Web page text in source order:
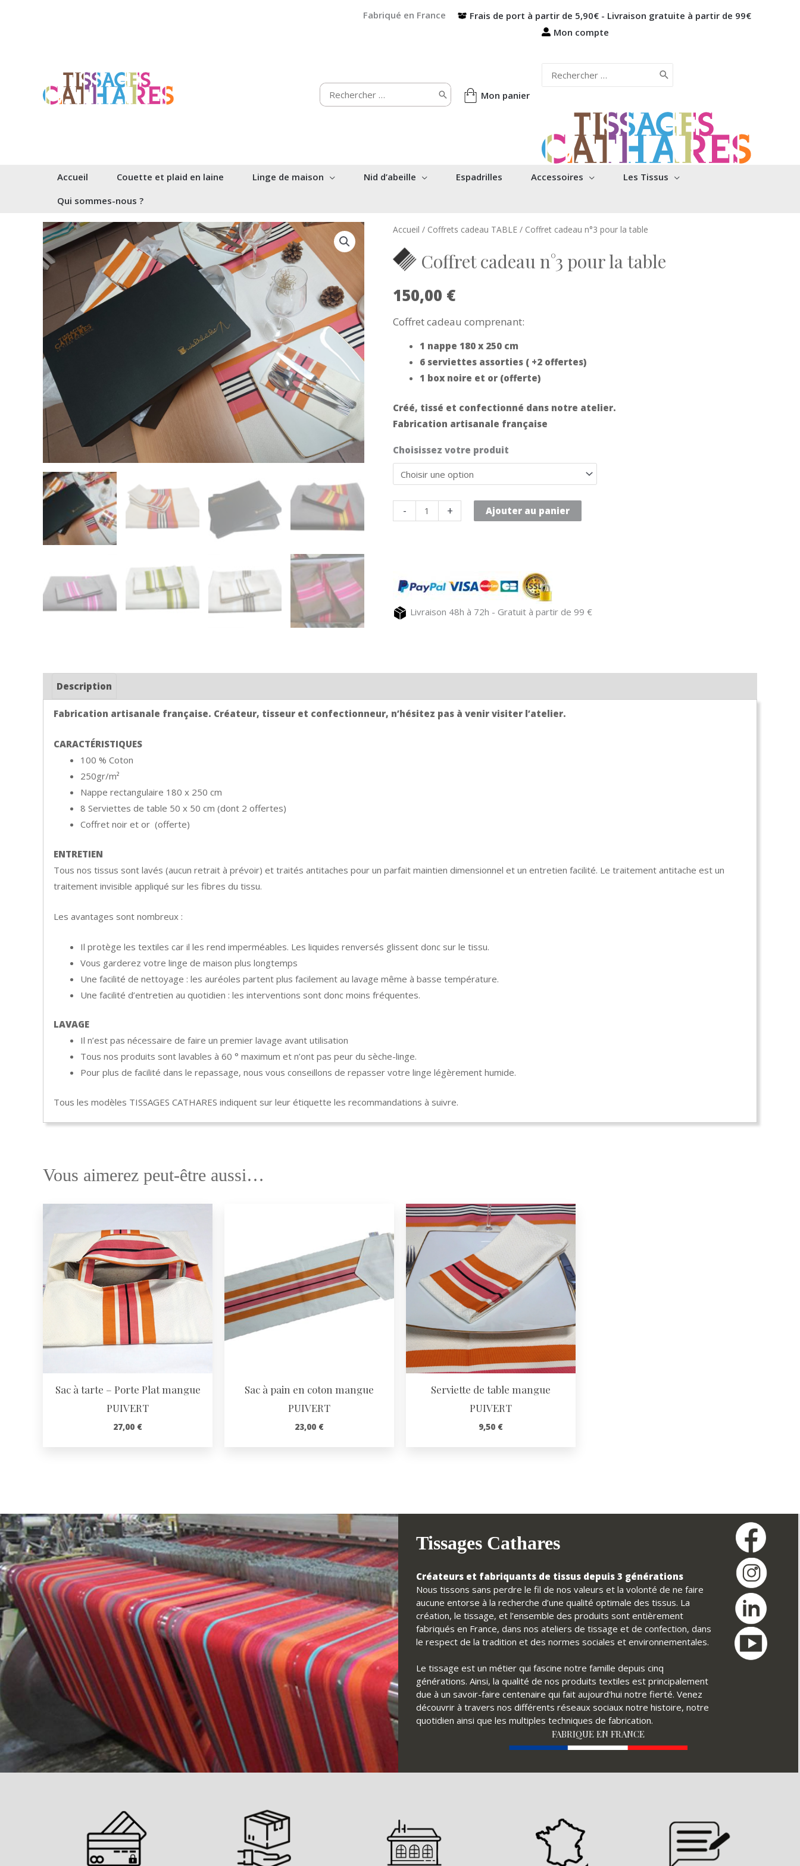
Fabriqué en France Frais de port à partir de 5,90€ - Livraison gratuite à partir de 99€
Rechercher:
Mon panier
Mon compte
Accueil Couette et plaid en laine Linge de maison Nid d’abeille Espadrilles Accessoires
Les Tissus
Qui sommes-nous ?
Accueil / Coffrets cadeau TABLE / Coffret cadeau n°3 pour la table
Coffret cadeau n°3 pour la table
150,00 €
Coffret cadeau comprenant:
1 nappe 180 x 250 cm
6 serviettes assorties ( +2 offertes)
1 box noire et or (offerte)
Créé, tissé et confectionné dans notre atelier.
Fabrication artisanale française
Choisissez votre produit
-
quantité
de
pour
table
+ Ajouter au panier
Livraison 48h à 72h - Gratuit à partir de 99 €
Description
Fabrication artisanale française. Créateur, tisseur et confectionneur, n’hésitez pas à venir visiter l’atelier.
CARACTÉRISTIQUES
100 % Coton
250gr/m²
Nappe rectangulaire 180 x 250 cm
8 Serviettes de table 50 x 50 cm (dont 2 offertes)
Coffret noir et or (offerte)
ENTRETIEN
Tous nos tissus sont lavés (aucun retrait à prévoir) et traités antitaches pour un parfait maintien dimensionnel et un entretien facilité. Le traitement antitache est un
traitement invisible appliqué sur les fibres du tissu.
Les avantages sont nombreux :
Il protège les textiles car il les rend imperméables. Les liquides renversés glissent donc sur le tissu.
Vous garderez votre linge de maison plus longtemps
Une facilité de nettoyage : les auréoles partent plus facilement au lavage même à basse température.
Une facilité d’entretien au quotidien : les interventions sont donc moins fréquentes.
LAVAGE
Il n’est pas nécessaire de faire un premier lavage avant utilisation
Tous nos produits sont lavables à 60 ° maximum et n’ont pas peur du sèche-linge.
Pour plus de facilité dans le repassage, nous vous conseillons de repasser votre linge légèrement humide.
Tous les modèles TISSAGES CATHARES indiquent sur leur étiquette les recommandations à suivre.
Vous aimerez peut-être aussi…
Sac à tarte – Porte Plat mangue
PUIVERT
27,00 €
Sac à pain en coton mangue
PUIVERT
23,00 €
Serviette de table mangue
PUIVERT
9,50 €
Tissages Cathares
Créateurs et fabriquants de tissus depuis 3 générations
Nous tissons sans perdre le fil de nos valeurs et la volonté de ne faire
aucune entorse à la recherche d’une qualité optimale des tissus. La
création, le tissage, et l’ensemble des produits sont entièrement
fabriqués en France, dans nos ateliers de tissage et de confection, dans
le respect de la tradition et des normes sociales et environnementales.
Le tissage est un métier qui fascine notre famille depuis cinq
générations. Ainsi, la qualité de nos produits textiles est principalement
due à un savoir-faire centenaire qui fait aujourd'hui notre fierté. Venez
découvrir à travers nos différents réseaux sociaux notre histoire, notre
quotidien ainsi que les multiples techniques de fabrication.
FABRIQUE EN FRANCE